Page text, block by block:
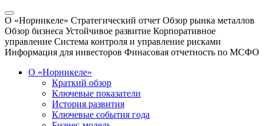
О «Норникеле» Стратегический отчет Обзор рынка металлов
Обзор бизнеса Устойчивое развитие Корпоративное
управление Система контроля и управление рисками
Информация для инвесторов Финасовая отчетность по МСФО
О «Норникеле»
Краткий обзор
Ключевые показатели
История развития
Ключевые события года